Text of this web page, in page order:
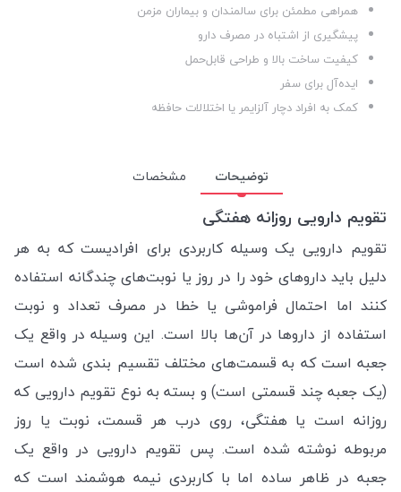
همراهی مطمئن برای سالمندان و بیماران مزمن
پیشگیری از اشتباه در مصرف دارو
کیفیت ساخت بالا و طراحی قابل‌حمل
ایده‌آل برای سفر
کمک به افراد دچار آلزایمر یا اختلالات حافظه
توضیحات مشخصات
تقویم دارویی روزانه هفتگی
تقویم دارویی یک وسیله کاربردی برای افرادیست که به هر
دلیل باید داروهای خود را در روز یا نوبت‌های چندگانه استفاده
کنند اما احتمال فراموشی یا خطا در مصرف تعداد و نوبت
استفاده از داروها در آن‌ها بالا است. این وسیله در واقع یک
جعبه است که به قسمت‌های مختلف تقسیم بندی شده است
(یک جعبه چند قسمتی است) و بسته به نوع تقویم دارویی که
روزانه است یا هفتگی، روی درب هر قسمت، نوبت یا روز
مربوطه نوشته شده است. پس تقویم دارویی در واقع یک
جعبه در ظاهر ساده اما با کاربردی نیمه هوشمند است که